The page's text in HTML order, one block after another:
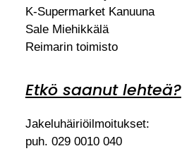
K-Supermarket Kanuuna
Sale Miehikkälä
Reimarin toimisto
Etkö saanut lehteä?
Jakeluhäiriöilmoitukset:
puh. 029 0010 040